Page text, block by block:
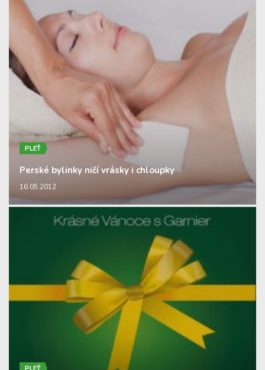
PLEŤ
Perské bylinky ničí vrásky i chloupky
16.05.2012